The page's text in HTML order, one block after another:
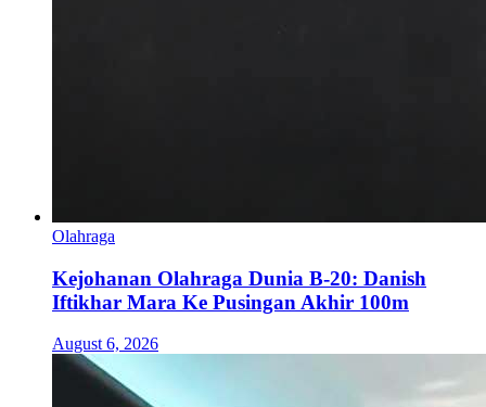
Olahraga
Kejohanan Olahraga Dunia B-20: Danish
Iftikhar Mara Ke Pusingan Akhir 100m
August 6, 2026